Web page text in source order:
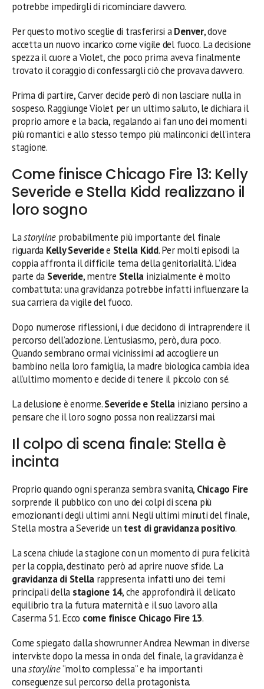
potrebbe impedirgli di ricominciare davvero.
Per questo motivo sceglie di trasferirsi aDenver, dove
accetta un nuovo incarico come vigile del fuoco. La decisione
spezza il cuore a Violet, che poco prima aveva finalmente
trovato il coraggio di confessargli ciò che provava davvero.
Prima di partire, Carver decide però di non lasciare nulla in
sospeso. Raggiunge Violet per un ultimo saluto, le dichiara il
proprio amore e la bacia, regalando ai fan uno dei momenti
più romantici e allo stesso tempo più malinconici dell’intera
stagione.
Come finisce Chicago Fire 13: Kelly
Severide e Stella Kidd realizzano il
loro sogno
Lastoryline probabilmente più importante del finale
riguarda Kelly Severidee Stella Kidd. Per molti episodi la
coppia affronta il difficile tema della genitorialità. L’idea
parte da Severide, mentre Stella inizialmente è molto
combattuta: una gravidanza potrebbe infatti influenzare la
sua carriera da vigile del fuoco.
Dopo numerose riflessioni, i due decidono di intraprendere il
percorso dell’adozione. L’entusiasmo, però, dura poco.
Quando sembrano ormai vicinissimi ad accogliere un
bambino nella loro famiglia, la madre biologica cambia idea
all’ultimo momento e decide di tenere il piccolo con sé.
La delusione è enorme.Severide e Stella iniziano persino a
pensare che il loro sogno possa non realizzarsi mai.
Il colpo di scena finale: Stella è
incinta
Proprio quando ogni speranza sembra svanita, Chicago Fire
sorprende il pubblico con uno dei colpi di scena più
emozionanti degli ultimi anni. Negli ultimi minuti del finale,
Stella mostra a Severide un test di gravidanza positivo.
La scena chiude la stagione con un momento di pura felicità
per la coppia, destinato però ad aprire nuove sfide. La
gravidanza di Stella rappresenta infatti uno dei temi
principali della stagione 14, che approfondirà il delicato
equilibrio tra la futura maternità e il suo lavoro alla
Caserma 51. Ecco come finisce Chicago Fire 13.
Come spiegato dalla showrunner Andrea Newman in diverse
interviste dopo la messa in onda del finale, la gravidanza è
unastoryline“molto complessa” e ha importanti
conseguenze sul percorso della protagonista.